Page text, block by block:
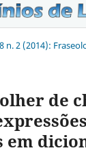
n. 2 (2014):
de
em